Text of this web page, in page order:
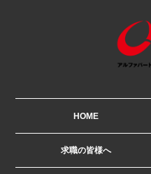
HOME
求職の皆様へ